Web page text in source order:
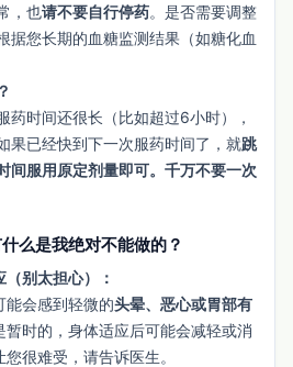
，也请不要自行停药。是否需要调整
据您长期的血糖监测结果（如糖化血
药时间还很长（比如超过6小时），
果已经快到下一次服药时间了，就跳
间服用原定剂量即可。千万不要一次
么是我绝对不能做的？
别太担心）：
能会感到轻微的头晕、恶心或胃部有
暂时的，身体适应后可能会减轻或消
很难受，请告诉医生。